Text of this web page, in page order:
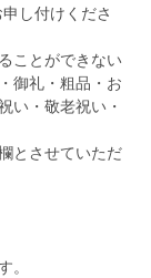
し付けくださ
ことができない
御礼・粗品・お
い・敬老祝い・
とさせていただ
。